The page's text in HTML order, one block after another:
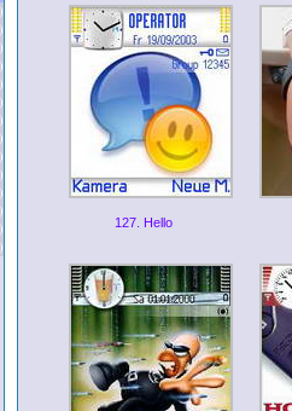
)
)
)
)
)
)
)
)
)
)
)
)
)
)
127. Hello